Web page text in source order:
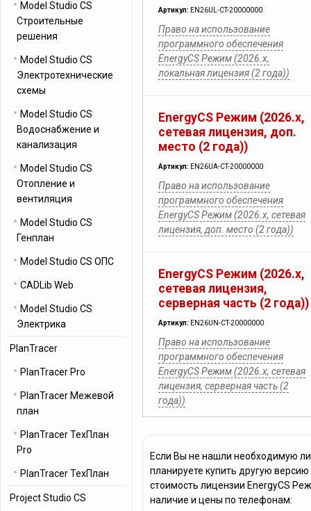
Артикул: EN26UL-CT-20000000
Право на использование
программного обеспечения
EnergyCS Режим (2026.x,
локальная лицензия (2 года))
EnergyCS Режим (2026.x,
cетевая лицензия, доп.
место (2 года))
Артикул: EN26UA-CT-20000000
Право на использование
программного обеспечения
EnergyCS Режим (2026.x, cетевая
лицензия, доп. место (2 года))
EnergyCS Режим (2026.x,
cетевая лицензия,
серверная часть (2 года))
Артикул: EN26UN-CT-20000000
Право на использование
программного обеспечения
EnergyCS Режим (2026.x, cетевая
лицензия, серверная часть (2
года))
Если Вы не нашли необходимую
планируете купить другую
стоимость лицензии EnergyCS
наличие и цены по телефонам:
Model Studio CS
Строительные
решения
Model Studio CS
Электротехнические
схемы
Model Studio CS
Водоснабжение и
канализация
Model Studio CS
Отопление и
вентиляция
Model Studio CS
Генплан
Model Studio CS ОПС
CADLib Web
Model Studio CS
Электрика
PlanTracer
PlanTracer Pro
PlanTracer Межевой
план
PlanTracer ТехПлан
Pro
PlanTracer ТехПлан
Project Studio CS